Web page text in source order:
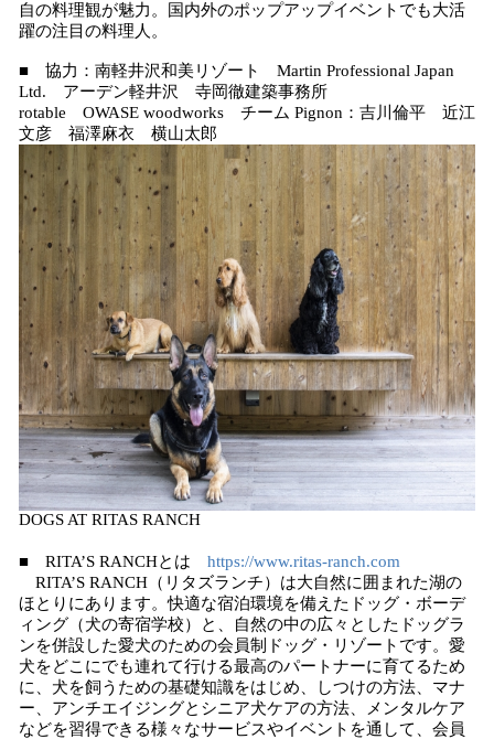
自の料理観が魅力。国内外のポップアップイベントでも大活
躍の注目の料理人。
■ 協力：南軽井沢和美リゾート Martin Professional Japan
Ltd. アーデン軽井沢 寺岡徹建築事務所
rotable OWASE woodworks チーム Pignon：吉川倫平 近江
文彦 福澤麻衣 横山太郎
DOGS AT RITAS RANCH
■ RITA’S RANCHとは https://www.ritas-ranch.com
RITA’S RANCH（リタズランチ）は大自然に囲まれた湖の
ほとりにあります。快適な宿泊環境を備えたドッグ・ボーデ
ィング（犬の寄宿学校）と、自然の中の広々としたドッグラ
ンを併設した愛犬のための会員制ドッグ・リゾートです。愛
犬をどこにでも連れて行ける最高のパートナーに育てるため
に、犬を飼うための基礎知識をはじめ、しつけの方法、マナ
ー、アンチエイジングとシニア犬ケアの方法、メンタルケア
などを習得できる様々なサービスやイベントを通して、会員